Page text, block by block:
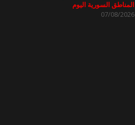
المناطق السورية اليوم
07/08/2026